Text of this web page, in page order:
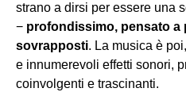
strano a dirsi per essere una
− profondissimo, pensato a
sovrapposti. La musica è
e innumerevoli effetti sonori,
coinvolgenti e trascinanti.